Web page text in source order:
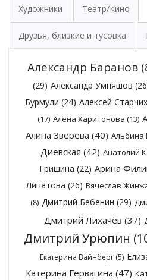
Художники Театр/Кино
Друзья, близкие и тусовка
Александр Баранов
(29) Александр Умняшов
Бурмули (24) Алексей
(17) Алёна Харитонова (13)
Алина Зверева (40) Альбина
Диевская (42) Анатолий
Гришина (22) Арина
Липатова (26) Вячеслав
(8) Дмитрий Бебенин (29)
Дмитрий Лихачёв (37)
Дмитрий Урюпин
Екатерина Вайнберг(5)
Катерина Гервагина (47)